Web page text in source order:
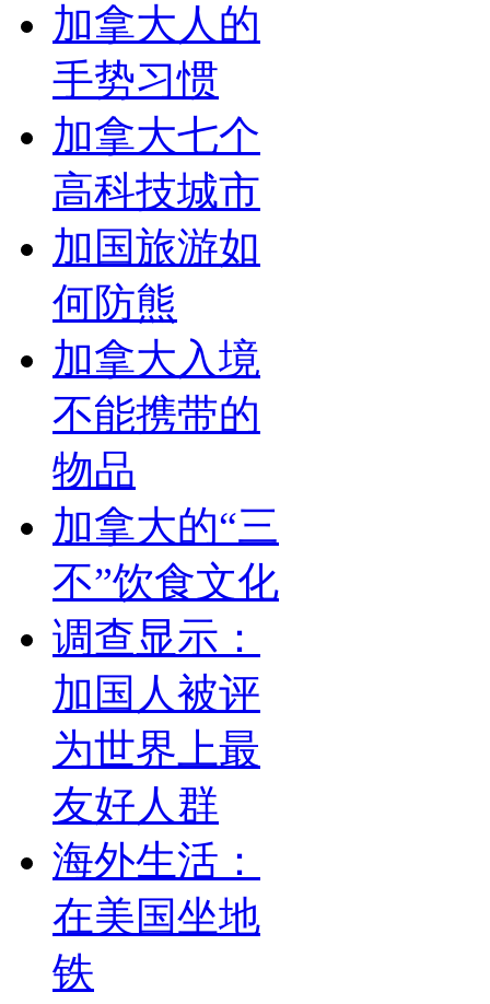
加拿大人的
手势习惯
加拿大七个
高科技城市
加国旅游如
何防熊
加拿大入境
不能携带的
物品
加拿大的“三
不”饮食文化
调查显示：
加国人被评
为世界上最
友好人群
海外生活：
在美国坐地
铁